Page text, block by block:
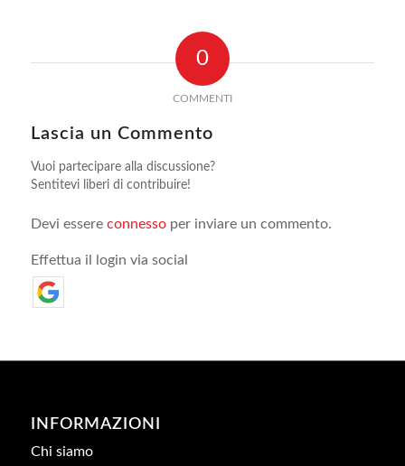
0
COMMENTI
Lascia un Commento
Vuoi partecipare alla discussione?
Sentitevi liberi di contribuire!
Devi essere connessoper inviare un commento.
Effettua il login via social
INFORMAZIONI
Chi siamo